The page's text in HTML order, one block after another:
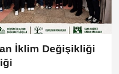
İklim Değişikliği